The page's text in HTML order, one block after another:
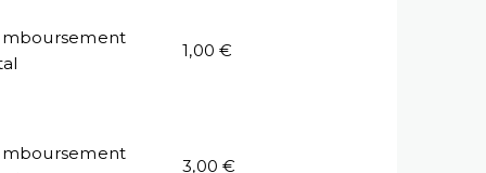
1,00 €
3,00 €